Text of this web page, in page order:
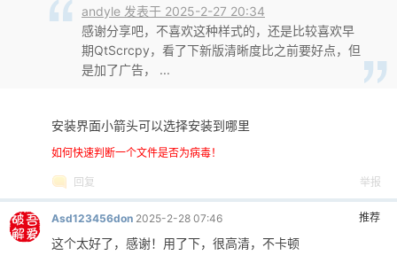
andyle 发表于 2025-2-27 20:34
感谢分享吧，不喜欢这种样式的，还是比较喜欢早
期QtScrcpy，看了下新版清晰度比之前要好点，但
是加了广告， ...
安装界面小箭头可以选择安装到哪里
如何快速判断一个文件是否为病毒！
回复 举报
推荐
Asd123456don 2025-2-28 07:46
这个太好了，感谢！用了下，很高清，不卡顿